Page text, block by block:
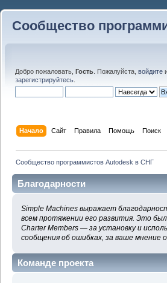
Сообщество
Добро пожаловать, Гость . Пожалуйста, войдите
зарегистрируйтесь
Начало Сайт Правила Помощь Поиск
Сообщество программистов Autodesk в СНГ
Благодарности
Simple Machines выражает
всем протяжении его развития. Это
Charter Members — за установку и
сообщения об ошибках, за ваше мнение
Команде проекта